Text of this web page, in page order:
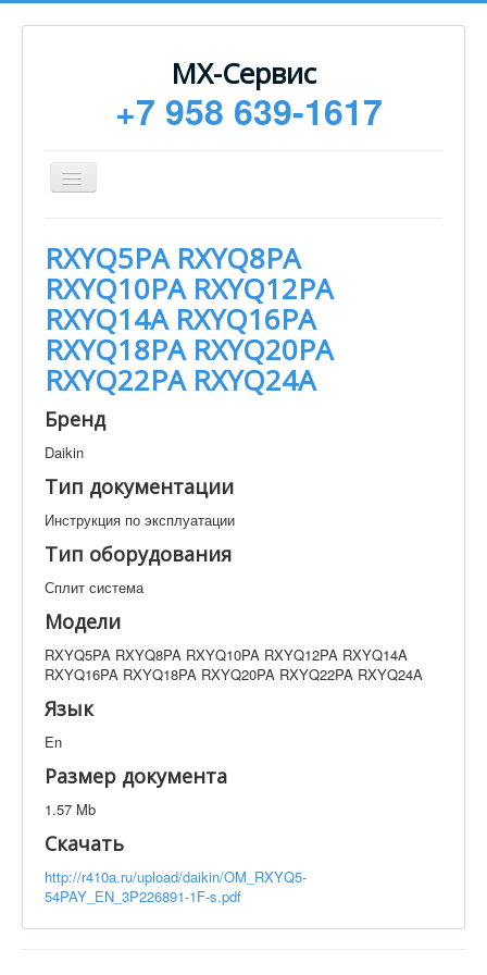
МХ-Сервис
+7 958 639-1617
Toggle
Navigation
Монтаж
Сервисное обслуживание
Техническая документация
Статьи
Новости
Контакты
Техническая документация
RXYQ5PA RXYQ8PA RXYQ10PA RXYQ12PA RXYQ14A
RXYQ16PA RXYQ18PA RXYQ20PA RXYQ22PA
RXYQ24A
Искать
Производитель Тип документации
Элементов на страницу
RXYQ5PA RXYQ8PA
RXYQ10PA RXYQ12PA
RXYQ14A RXYQ16PA
RXYQ18PA RXYQ20PA
RXYQ22PA RXYQ24A
Бренд
Daikin
Тип документации
Инструкция по эксплуатации
Тип оборудования
Сплит система
Модели
RXYQ5PA RXYQ8PA RXYQ10PA RXYQ12PA RXYQ14A
RXYQ16PA RXYQ18PA RXYQ20PA RXYQ22PA RXYQ24A
Язык
En
Размер документа
1.57 Mb
Скачать
http://r410a.ru/upload/daikin/OM_RXYQ5-
54PAY_EN_3P226891-1F-s.pdf